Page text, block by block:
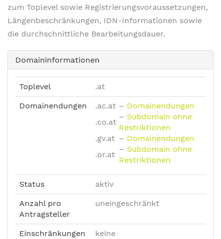
zum Toplevel sowie Registrierungsvoraussetzungen,
Längenbeschränkungen, IDN-Informationen sowie
die durchschnittliche Bearbeitungsdauer.
Domaininformationen
Toplevel .at
Domainendungen .ac.at – Domainendungen
.co.at
– Subdomain ohne
Restriktionen
.gv.at – Domainendungen
.or.at
– Subdomain ohne
Restriktionen
Status aktiv
Anzahl pro
Antragsteller
uneingeschränkt
Einschränkungen keine